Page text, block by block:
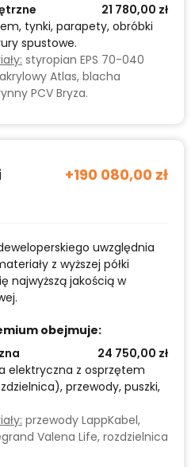
21 780,00 zł
tynki, parapety, obróbki
spustowe.
styropian EPS 70-040
Atlas, blacha
PCV Bryza.
+190 080,00 zł
uwzględnia
z wyższej półki
najwyższą jakością w
obejmuje:
24 750,00 zł
elektryczna z osprzętem
przewody, puszki,
przewody LappKabel,
Valena Life, rozdzielnica